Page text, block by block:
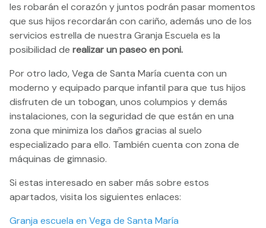
les robarán el corazón y juntos podrán pasar momentos
que sus hijos recordarán con cariño, además uno de los
servicios estrella de nuestra Granja Escuela es la
posibilidad de realizar un paseo en poni.
Por otro lado, Vega de Santa María cuenta con un
moderno y equipado parque infantil para que tus hijos
disfruten de un tobogan, unos columpios y demás
instalaciones, con la seguridad de que están en una
zona que minimiza los daños gracias al suelo
especializado para ello. También cuenta con zona de
máquinas de gimnasio.
Si estas interesado en saber más sobre estos
apartados, visita los siguientes enlaces:
Granja escuela en Vega de Santa María